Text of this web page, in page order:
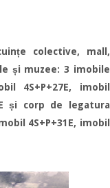
colective, mall,
și muzee: 3 imobile
4S+P+27E, imobil
și corp de legatura
4S+P+31E, imobil